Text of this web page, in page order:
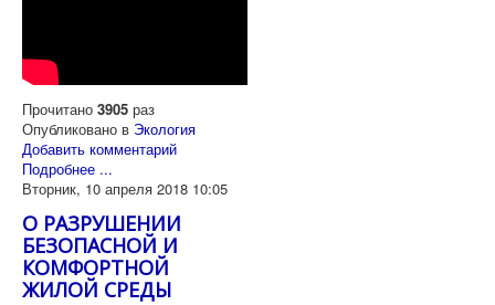
Прочитано 3905 раз
Опубликовано в Экология
Добавить комментарий
Подробнее ...
Вторник, 10 апреля 2018 10:05
О РАЗРУШЕНИИ
БЕЗОПАСНОЙ И
КОМФОРТНОЙ
ЖИЛОЙ СРЕДЫ